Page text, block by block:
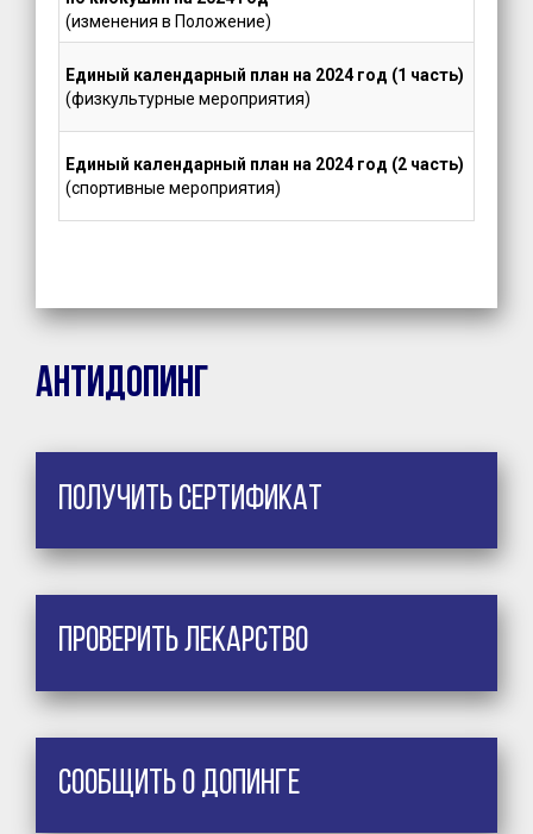
(изменения в Положение)
Единый календарный план на 2024 год (1 часть)
(физкультурные мероприятия)
Единый календарный план на 2024 год (2 часть)
(спортивные мероприятия)
Антидопинг
Получить сертификат
Проверить лекарство
Сообщить о допинге